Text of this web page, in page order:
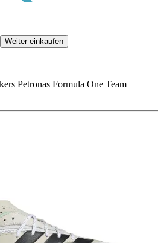
Weiter einkaufen
Petronas Formula One Team